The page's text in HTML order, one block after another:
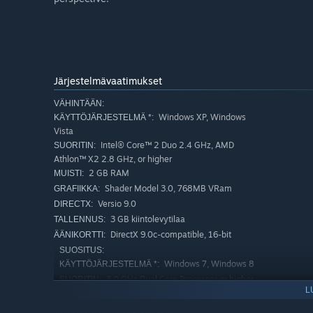
Järjestelmävaatimukset
VÄHINTÄÄN:
KÄYTTÖJÄRJESTELMÄ *: Windows XP, Windows
Vista
SUORITIN: Intel® Core™ 2 Duo 2.4 GHz, AMD
Athlon™ X2 2.8 GHz, or higher
MUISTI: 2 GB RAM
GRAFIIKKA: Shader Model 3.0, 768MB VRam
DIRECTX: Versio 9.0
TALLENNUS: 3 GB kiintolevytilaa
ÄÄNIKORTTI: DirectX 9.0c-compatible, 16-bit
SUOSITUS:
KÄYTTÖJÄRJESTELMÄ *: Windows 7, Windows 8
SUORITIN: 3.0 GHz Dual Core Processor or higher